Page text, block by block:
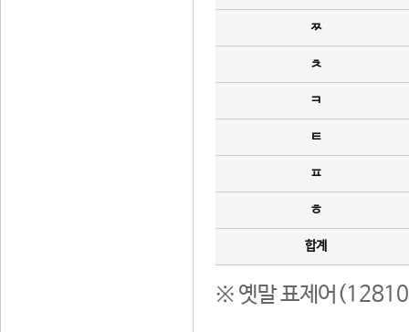
ㅉ
ㅊ
ㅋ
ㅌ
ㅍ
ㅎ
합계
※ 옛말 표제어(12810